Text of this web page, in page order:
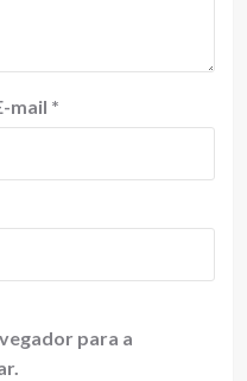
mail *
para a